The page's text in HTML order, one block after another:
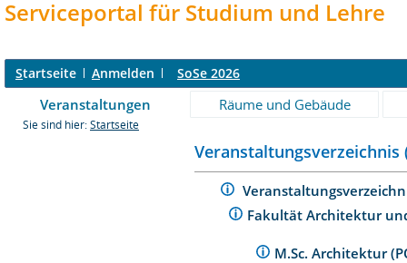
Serviceportal für Studium und Lehre
Startseite Anmelden SoSe 2026
Veranstaltungen Räume und Gebäude
Sie sind hier: Startseite
Veranstaltungsverzeichnis
Fakultät Architektur
M.Sc. Architektur